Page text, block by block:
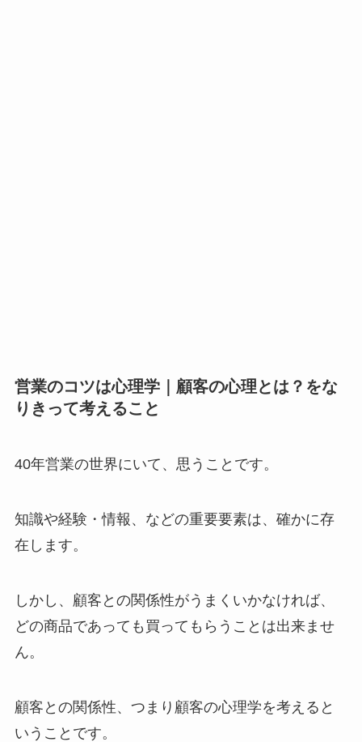
営業のコツは心理学｜顧客の心理とは？をな
りきって考えること
40年営業の世界にいて、思うことです。
知識や経験・情報、などの重要要素は、確かに存
在します。
しかし、顧客との関係性がうまくいかなければ、
どの商品であっても買ってもらうことは出来ませ
ん。
顧客との関係性、つまり顧客の心理学を考えると
いうことです。